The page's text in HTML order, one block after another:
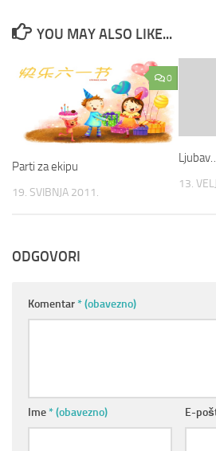
YOU MAY ALSO LIKE...
0
Parti za ekipu
19. SVIBNJA 2011.
13.
ODGOVORI
Komentar* (obavezno)
Ime* (obavezno) E-